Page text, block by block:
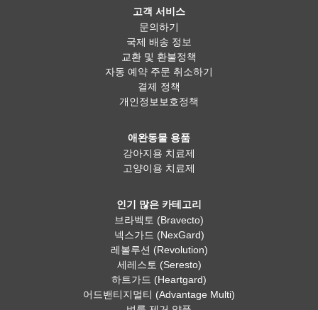
고객 서비스
문의하기
국제 배송 정보
교환 및 환불정책
자동 예약 주문 취소하기
결제 정책
개인정보보호정책
애완동물 용품
강아지용 치료제
고양이용 치료제
인기 많은 카테고리
브라벡토 (Bravecto)
넥스가드 (NexGard)
레볼루션 (Revolution)
세레스토 (Seresto)
하트가드 (Heartgard)
어드밴티지멀티 (Advantage Multi)